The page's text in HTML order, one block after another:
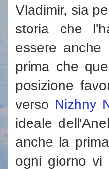
Vladimir, sia
storia che
essere
prima che
posizione
verso Nizhny
ideale
anche la
ogni giorno vi